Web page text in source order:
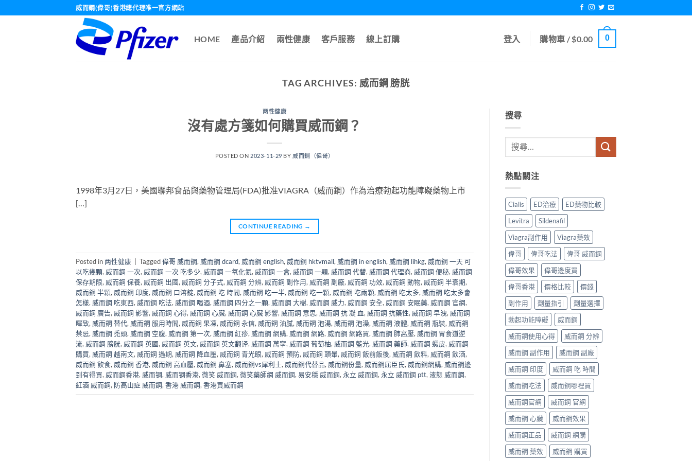
to
威而鋼(偉哥)香港總代理唯一官方網站
HOME 產品介紹 兩性健康 客戶服務 線上訂購 登入 購物車 /$0.00 0
TAG ARCHIVES: 威而鋼 膀胱
两性健康
沒有處方箋如何購買威而鋼？
POSTED ON 2023-11-29 BY 威而鋼（偉哥）
1998年3月27日，美國聯邦食品與藥物管理局(FDA)批准VIAGRA（威而鋼）作為治療勃起功能障礙藥物上市
[…]
CONTINUE READING →
Posted in两性健康 Tagged偉哥 威而鋼, 威而鋼 dcard, 威而鋼 english, 威而鋼 hktvmall, 威而鋼 in english, 威而鋼 lihkg, 威而鋼 一天 可
以吃幾顆, 威而鋼 一次, 威而鋼 一次 吃多少, 威而鋼 一氧化氮, 威而鋼 一盒, 威而鋼 一顆, 威而鋼 代替, 威而鋼 代理商, 威而鋼 便秘, 威而鋼
保存期限, 威而鋼 保養, 威而鋼 出國, 威而鋼 分子式, 威而鋼 分辨, 威而鋼 副作用, 威而鋼 副廠, 威而鋼 功效, 威而鋼 動物, 威而鋼 半衰期,
威而鋼 半顆, 威而鋼 印度, 威而鋼 口溶錠, 威而鋼 吃 時間, 威而鋼 吃一半, 威而鋼 吃一顆, 威而鋼 吃兩顆, 威而鋼 吃太多, 威而鋼 吃太多會
怎樣, 威而鋼 吃東西, 威而鋼 吃法, 威而鋼 喝酒, 威而鋼 四分之一顆, 威而鋼 大樹, 威而鋼 威力, 威而鋼 安全, 威而鋼 安眠藥, 威而鋼 官網,
威而鋼 廣告, 威而鋼 影響, 威而鋼 心得, 威而鋼 心臟, 威而鋼 心臟 影響, 威而鋼 意思, 威而鋼 抗 凝 血, 威而鋼 抗藥性, 威而鋼 早洩, 威而鋼
暉致, 威而鋼 替代, 威而鋼 服用時間, 威而鋼 果凍, 威而鋼 永信, 威而鋼 油膩, 威而鋼 泡湯, 威而鋼 泡澡, 威而鋼 液體, 威而鋼 瓶裝, 威而鋼
禁忌, 威而鋼 禿頭, 威而鋼 空腹, 威而鋼 第一次, 威而鋼 紅疹, 威而鋼 網購, 威而鋼 網路, 威而鋼 網路買, 威而鋼 肺高壓, 威而鋼 胃食道逆
流, 威而鋼 膀胱, 威而鋼 英國, 威而鋼 英文, 威而鋼 英文翻译, 威而鋼 萬寧, 威而鋼 葡萄柚, 威而鋼 藍光, 威而鋼 藥師, 威而鋼 蝦皮, 威而鋼
購買, 威而鋼 越南文, 威而鋼 過期, 威而鋼 降血壓, 威而鋼 青光眼, 威而鋼 預防, 威而鋼 頭暈, 威而鋼 飯前飯後, 威而鋼 飲料, 威而鋼 飲酒,
威而鋼 飲食, 威而鋼 香港, 威而鋼 高血壓, 威而鋼 鼻塞, 威而鋼vs犀利士, 威而鋼代替品, 威而鋼份量, 威而鋼屈臣氏, 威而鋼網購, 威而鋼邊
到有得買, 威而鋼香港, 威而钢, 威而钢香港, 微笑 威而鋼, 微笑藥師網 威而鋼, 易安穩 威而鋼, 永立 威而鋼, 永立 威而鋼 ptt, 液態 威而鋼,
紅酒 威而鋼, 防高山症 威而鋼, 香港 威而鋼, 香港買威而鋼
搜尋
熱點關注
Cialis ED治療
ED藥物比較
Levitra
Sildenafil
Viagra副作用
Viagra藥效
偉哥
偉哥吃法
偉哥 威而鋼
偉哥效果
偉哥邊度買
偉哥香港
價格比較
價錢
副作用
劑量指引
劑量選擇
勃起功能障礙
威而鋼
威而鋼使用心得
威而鋼 分辨
威而鋼 副作用
威而鋼 副廠
威而鋼 印度
威而鋼 吃 時間
威而鋼吃法
威而鋼哪裡買
威而鋼官網
威而鋼 官網
威而鋼 心臟
威而鋼效果
威而鋼正品
威而鋼 網購
威而鋼 藥效
威而鋼 購買